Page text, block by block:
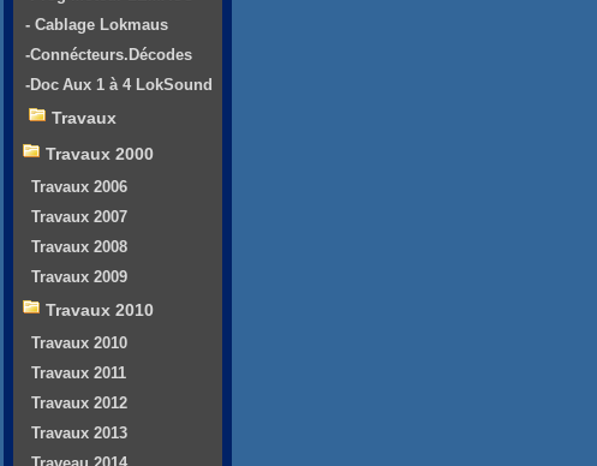
- Cablage Lokmaus
-Connécteurs.Décodes
-Doc Aux 1 à 4 LokSound
Travaux
Travaux 2000
Travaux 2006
Travaux 2007
Travaux 2008
Travaux 2009
Travaux 2010
Travaux 2010
Travaux 2011
Travaux 2012
Travaux 2013